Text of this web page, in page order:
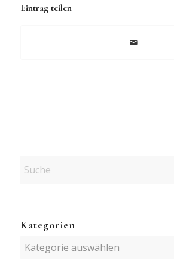
Eintrag teilen
Kategorien
Kategorien